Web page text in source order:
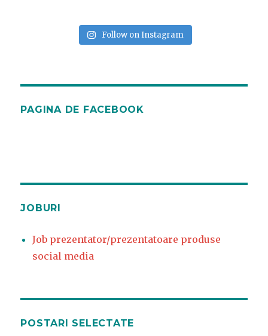
Follow on Instagram
PAGINA DE FACEBOOK
JOBURI
Job prezentator/prezentatoare produse
social media
POSTARI SELECTATE